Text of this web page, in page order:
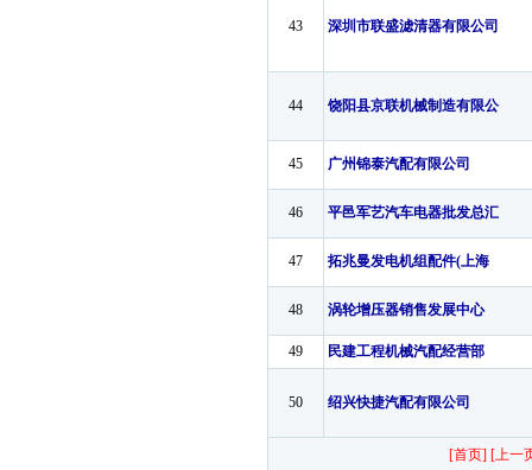
43 深圳市联盛滤清器有限公司
44 饶阳县京联机械制造有限公
45 广州锦泰汽配有限公司
46 平邑军艺汽车电器批发总汇
47 拓兆曼发电机组配件(上海
48 涡轮增压器销售发展中心
49 民建工程机械汽配经营部
50 绍兴快捷汽配有限公司
[首页] [上一